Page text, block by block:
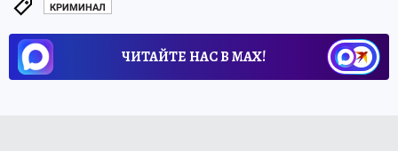
КРИМИНАЛ
ЧИТАЙТЕ НАС В МАХ!